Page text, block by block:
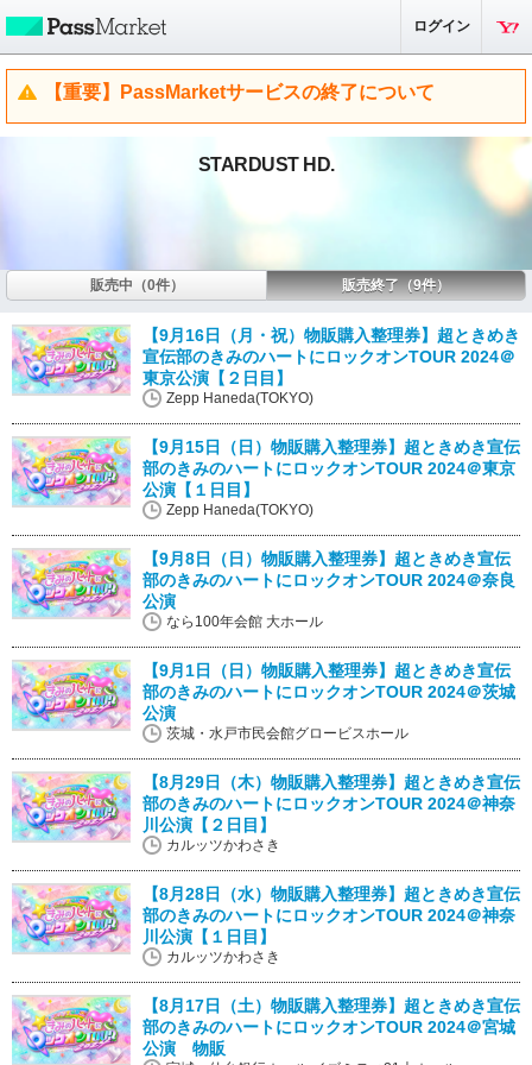
ログイン
【重要】PassMarketサービスの終了について
STARDUST HD.
販売中（0件） 販売終了（9件）
【9月16日（月・祝）物販購入整理券】超ときめき
宣伝部のきみのハートにロックオンTOUR 2024＠
東京公演【２日目】
Zepp Haneda(TOKYO)
【9月15日（日）物販購入整理券】超ときめき宣伝
部のきみのハートにロックオンTOUR 2024＠東京
公演【１日目】
Zepp Haneda(TOKYO)
【9月8日（日）物販購入整理券】超ときめき宣伝
部のきみのハートにロックオンTOUR 2024＠奈良
公演
なら100年会館 大ホール
【9月1日（日）物販購入整理券】超ときめき宣伝
部のきみのハートにロックオンTOUR 2024＠茨城
公演
茨城・水戸市民会館グロービスホール
【8月29日（木）物販購入整理券】超ときめき宣伝
部のきみのハートにロックオンTOUR 2024＠神奈
川公演【２日目】
カルッツかわさき
【8月28日（水）物販購入整理券】超ときめき宣伝
部のきみのハートにロックオンTOUR 2024＠神奈
川公演【１日目】
カルッツかわさき
【8月17日（土）物販購入整理券】超ときめき宣伝
部のきみのハートにロックオンTOUR 2024＠宮城
公演 物販